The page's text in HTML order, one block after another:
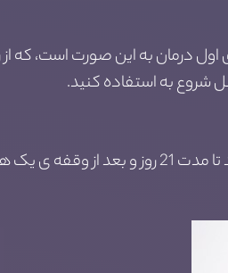
شروع به استفاده کنید.
برای این مورد هم از روز پنجم قاعدگی شما شروع به خوردن